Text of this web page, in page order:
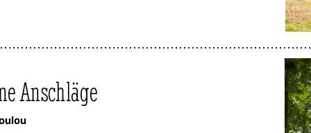
Anschläge